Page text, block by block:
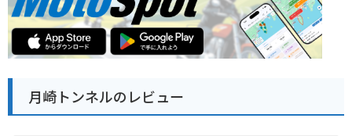
月崎トンネルのレビュー